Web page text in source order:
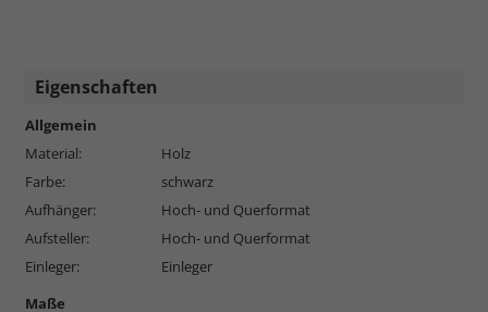
Eigenschaften
Allgemein
Material:
Holz
Farbe:
schwarz
Aufhänger:
Hoch- und Querformat
Aufsteller:
Hoch- und Querformat
Einleger:
Einleger
Maße